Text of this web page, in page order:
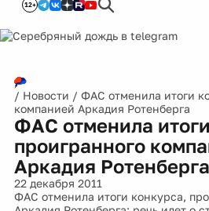
12+
/ Новости / ФАС отменила итоги
компанией Аркадия Ротенберга
ФАС отменила
проигранного
Аркадия Ротенберга
22 декабря 2011
ФАС отменила итоги конкурса,